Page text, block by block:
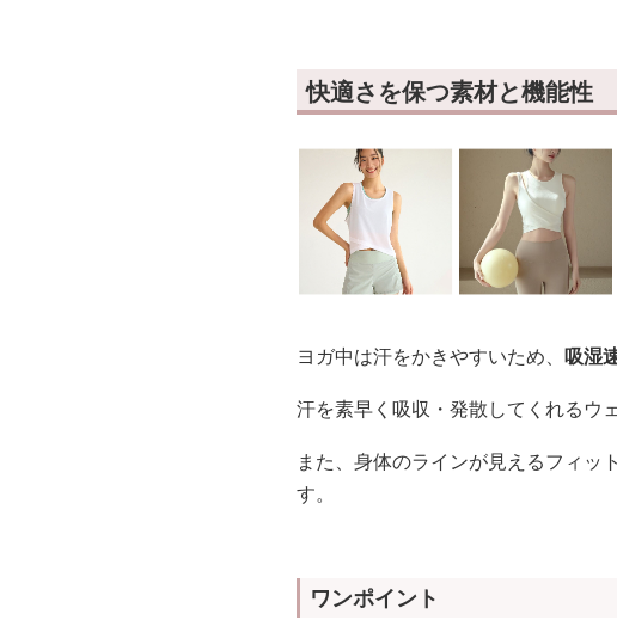
快適さを保つ素材と機能性
ヨガ中は汗をかきやすいため、 吸湿
汗を素早く吸収・発散してくれるウ
また、身体のラインが見えるフィッ
す。
ワンポイント